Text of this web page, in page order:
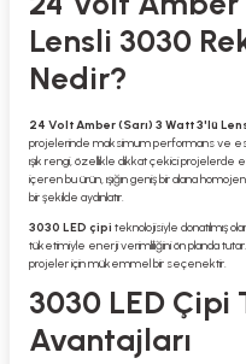
Lensli 3030
Nedir?
24 Volt Amber (Sarı) 3 Watt 3'lü
projelerinde maksimum performans ve
ışık rengi, özellikle dikkat çekici projelerde
içeren bu ürün, ışığın geniş bir alana
bir şekilde aydınlatır.
3030 LED çipi teknolojisiyle donatılmış
tüketimiyle enerji verimliliğini ön planda
projeler için mükemmel bir seçenektir.
3030 LED
Avantajları